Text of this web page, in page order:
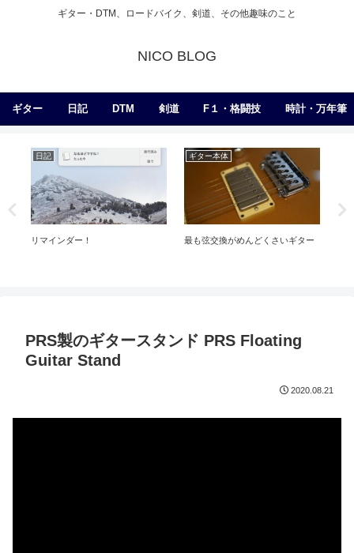
ギター・DTM、ロードバイク、剣道、その他趣味のこと
NICO BLOG
ギター 日記 DTM 剣道 F１・格闘技 時計・万年筆
日記
リマインダー！
ギター本体
最も弦交換がめんどくさいギター
PRS製のギタースタンド PRS Floating
Guitar Stand
2020.08.21